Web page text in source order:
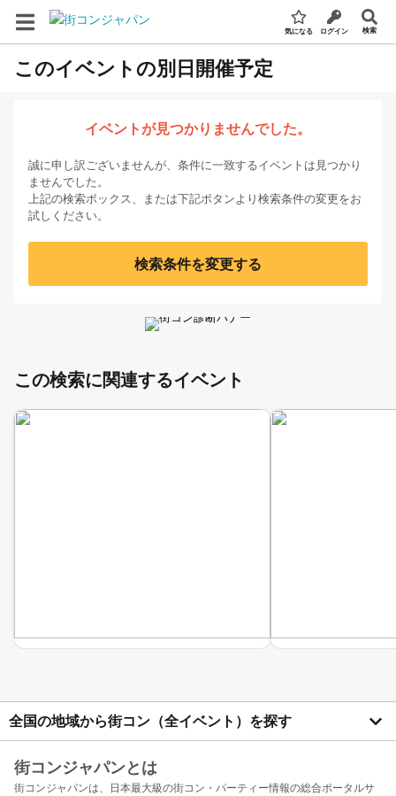
気になる ログイン 検索
このイベントの別日開催予定
イベントが見つかりませんでした。
誠に申し訳ございませんが、条件に一致するイベントは見つかり
ませんでした。
上記の検索ボックス、または下記ボタンより検索条件の変更をお
試しください。
検索条件を変更する
この検索に関連するイベント
全国の地域から街コン（全イベント）を探す
街コンジャパンとは
街コンジャパンは、日本最大級の街コン・パーティー情報の総合ポータルサ